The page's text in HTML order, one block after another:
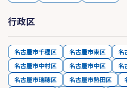
行政区
名古屋市千種区 名古屋市東区 名
名古屋市中村区
名古屋市中区
名
名古屋市瑞穂区
名古屋市熱田区